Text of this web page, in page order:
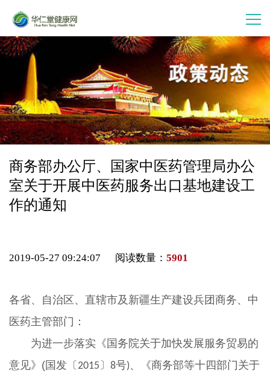
首 页
走进华仁堂
连锁加盟
案例分享
产品中心
商务部办公厅、国家中医药管理局办公
室关于开展中医药服务出口基地建设工
作的通知
2019-05-27 09:24:07 阅读数量： 5901
各省、自治区、直辖市及新疆生产建设兵团商务、中
医药主管部门：
为进一步落实《国务院关于加快发展服务贸易的
意见》(国发〔 2015 〕 8号)、《商务部等十四部门关于